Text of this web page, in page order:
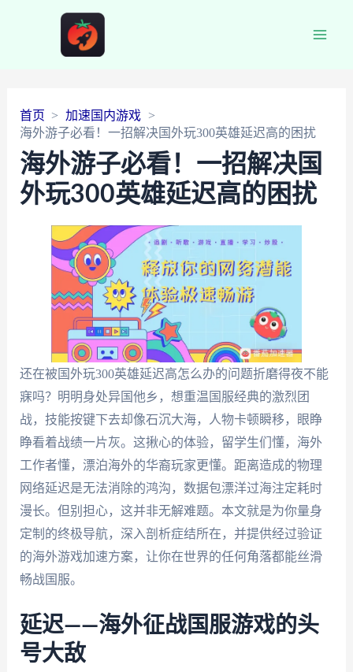
首页
加速国内游戏
海外游子必看！一招解决国外玩300英雄延迟高的困扰
海外游子必看！一招解决国
外玩300英雄延迟高的困扰
还在被国外玩300英雄延迟高怎么办的问题折磨得夜不能
寐吗？明明身处异国他乡，想重温国服经典的激烈团
战，技能按键下去却像石沉大海，人物卡顿瞬移，眼睁
睁看着战绩一片灰。这揪心的体验，留学生们懂，海外
工作者懂，漂泊海外的华裔玩家更懂。距离造成的物理
网络延迟是无法消除的鸿沟，数据包漂洋过海注定耗时
漫长。但别担心，这并非无解难题。本文就是为你量身
定制的终极导航，深入剖析症结所在，并提供经过验证
的海外游戏加速方案，让你在世界的任何角落都能丝滑
畅战国服。
延迟——海外征战国服游戏的头
号大敌